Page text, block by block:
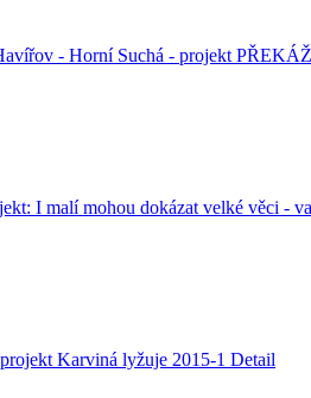
- Horní Suchá - projekt
I malí mohou dokázat velké věci -
Karviná lyžuje 2015-1 Detail